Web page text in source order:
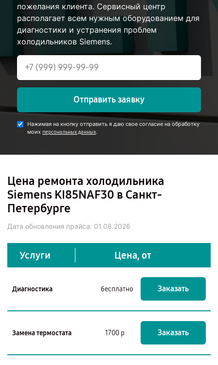
пожелания клиента. Сервисный центр
располагает всем нужным оборудованием для
диагностики и устранения проблем
холодильников Siemens.
Отправить заявку
Нажимая на кнопку отправить я даю свое согласие на обработку
моих персональных данных.
Цена ремонта холодильника
Siemens KI85NAF30 в Санкт-
Петербурге
Дата обновления прайса: 01.08.2026
Услуги Цена, от
Диагностика бесплатно Заказать
Замена термостата 1700 р Заказать